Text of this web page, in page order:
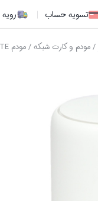
تسویه حساب
/مودم و کارت شبکه/ مودم 4G/TD-LTE هوآوی مدل Huawei L02